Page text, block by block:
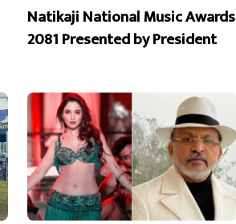
Natikaji National Music Awards
2081 Presented by President